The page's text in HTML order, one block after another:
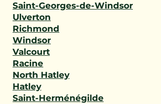
Saint-Georges-de-Windsor
Ulverton
Richmond
Windsor
Valcourt
Racine
North Hatley
Hatley
Saint-Herménégilde